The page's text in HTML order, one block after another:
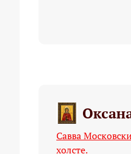
Савва
холсте.